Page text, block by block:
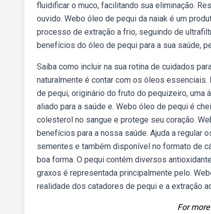
fluidificar o muco, facilitando sua eliminação.
ouvido. Webo óleo de pequi da naiak é um
processo de extração a frio, seguindo de
benefícios do óleo de pequi para a sua saúde,
Saiba como incluir na sua rotina de cuidados
naturalmente é contar com os óleos
de pequi, originário do fruto do pequizeiro, uma
aliado para a saúde e. Webo óleo de pequi é
colesterol no sangue e protege seu coração.
benefícios para a nossa saúde. Ajuda a regular
sementes e também disponível no formato de
boa forma. O pequi contém diversos
graxos é representada principalmente pelo.
realidade dos catadores de pequi e a extração
For